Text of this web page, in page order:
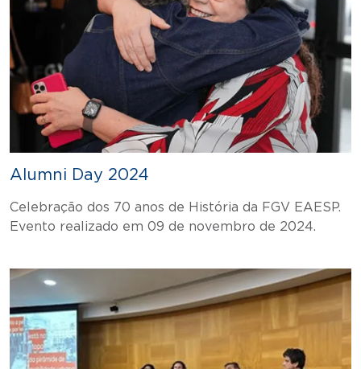
Alumni Day 2024
Celebração dos 70 anos de História da FGV EAESP.
Evento realizado em 09 de novembro de 2024.